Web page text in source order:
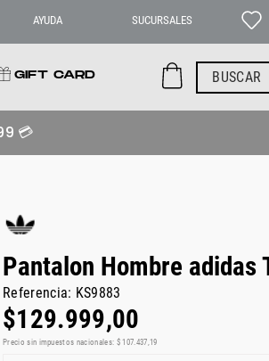
AYUDA SUCURSALES
GIFT CARD BUSCAR
Pantalon Hombre adidas
Referencia: KS9883
$129.999,00
Precio sin impuestos nacionales: $ 107 437 19